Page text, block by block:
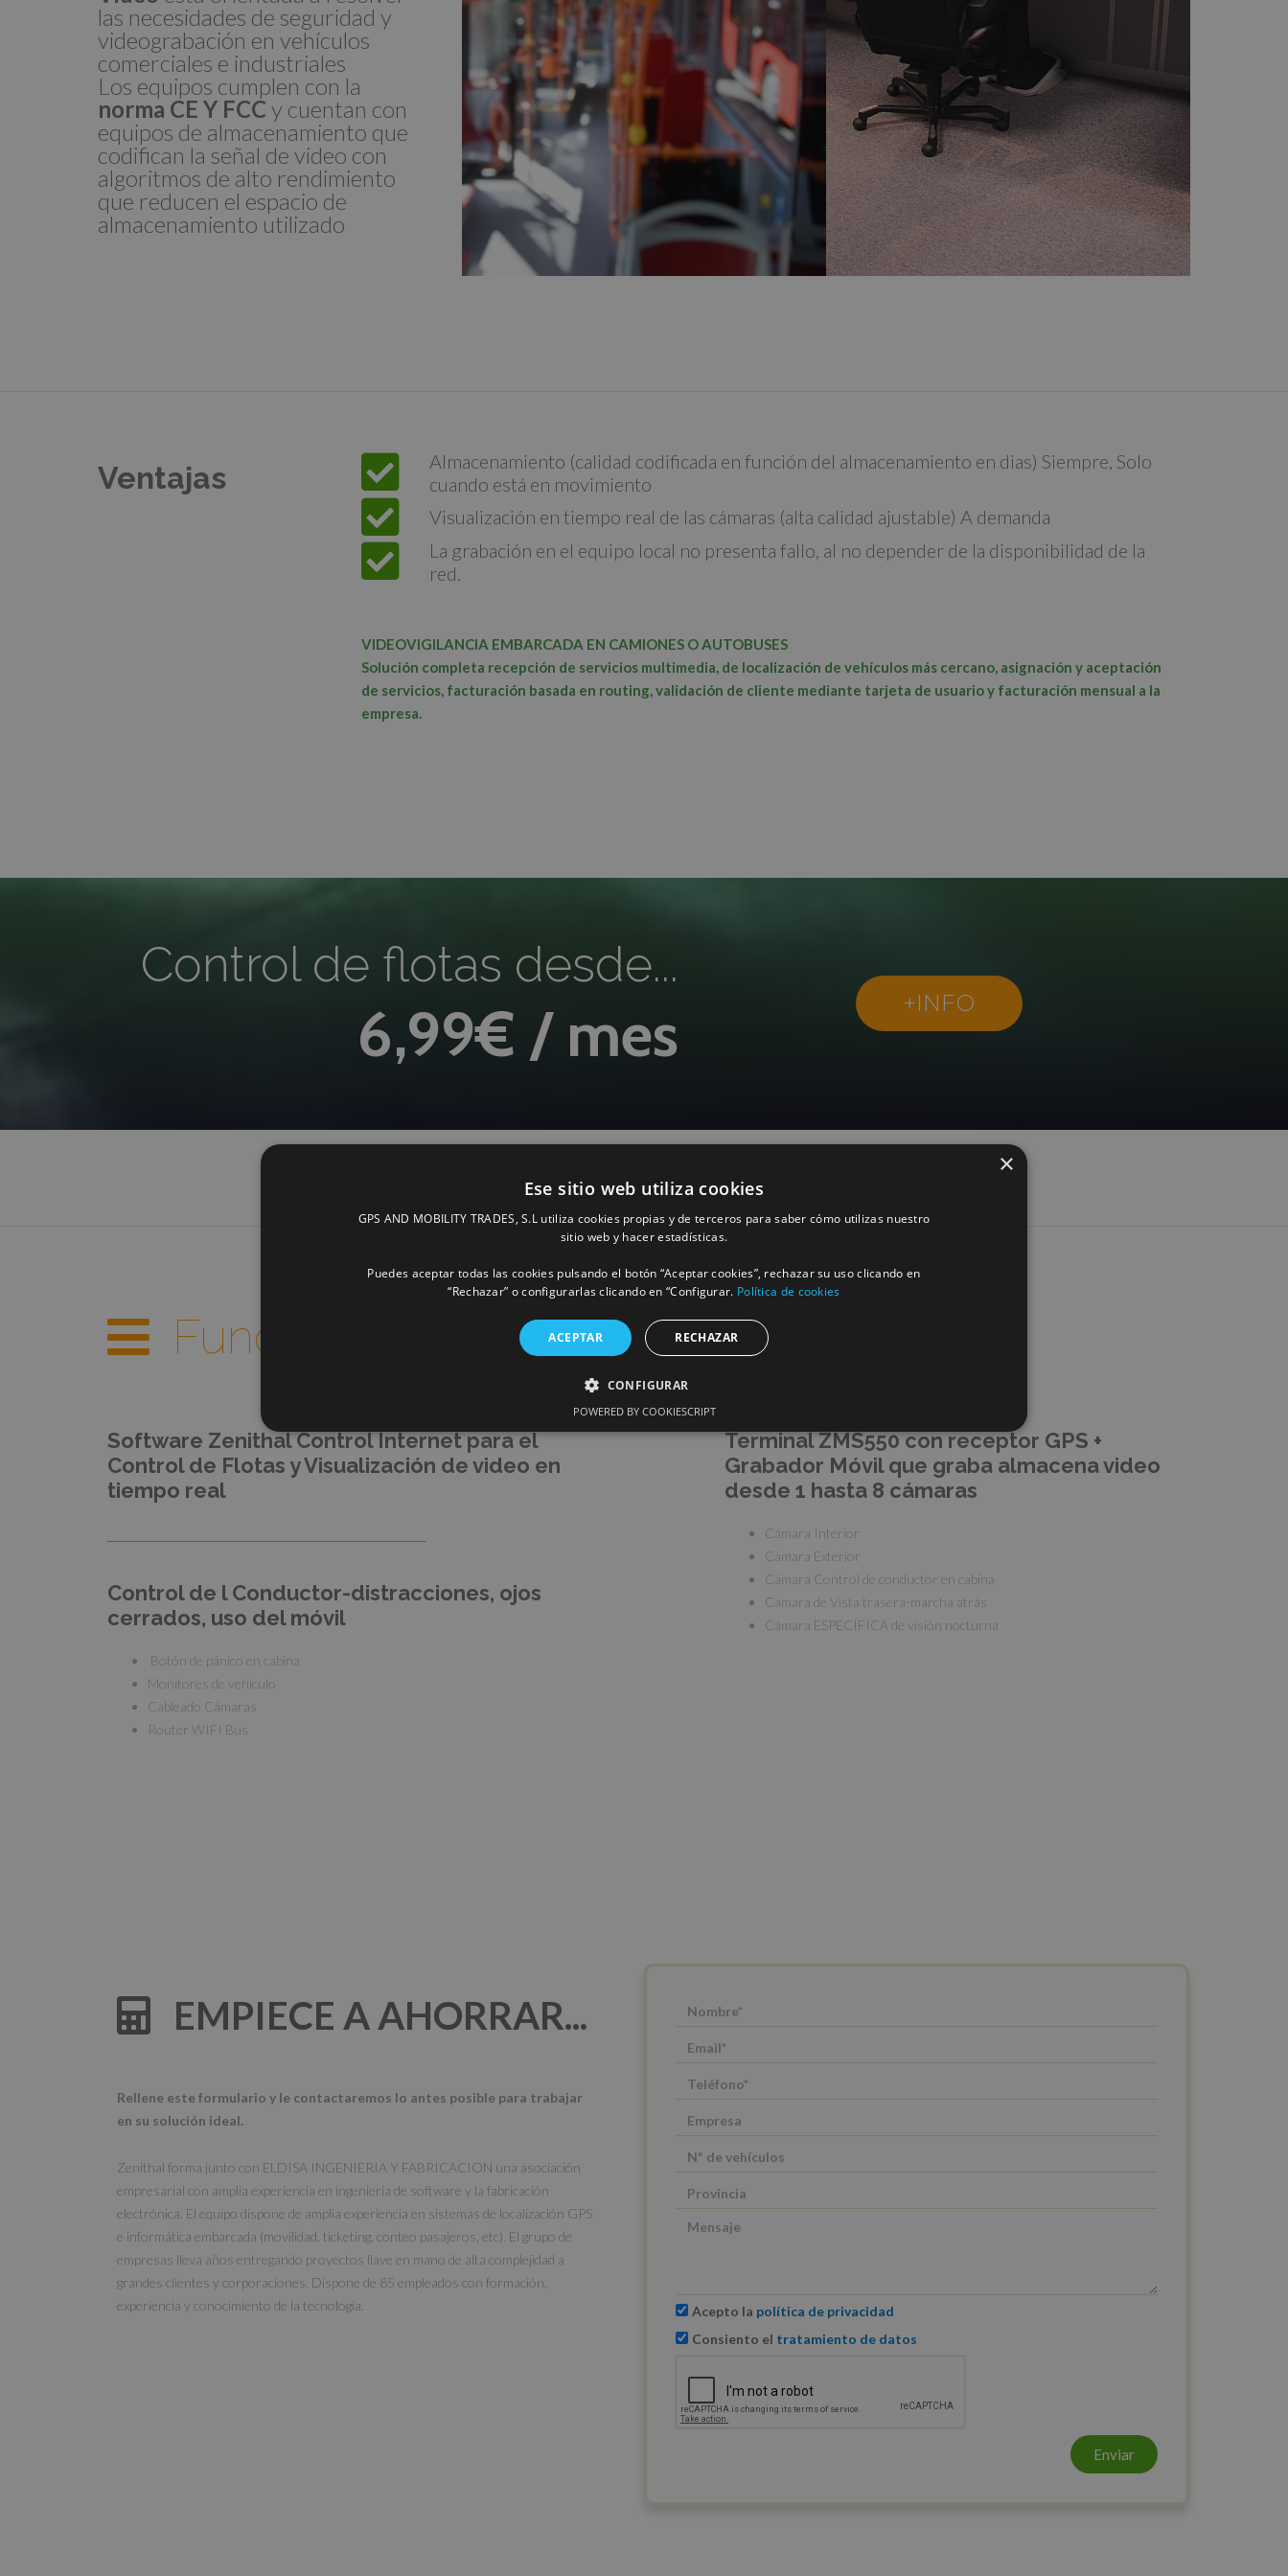
las necesidades de seguridad y
videograbación en vehículos
comerciales e industriales
Los equipos cumplen con la
norma CE Y FCC y cuentan con
equipos de almacenamiento que
codifican la señal de video con
algoritmos de alto rendimiento
que reducen el espacio de
almacenamiento utilizado
Ventajas
Almacenamiento (calidad codificada en función del almacenamiento en dias) Siempre, Solo
cuando está en movimiento
Visualización en tiempo real de las cámaras (alta calidad ajustable) A demanda
La grabación en el equipo local no presenta fallo, al no depender de la disponibilidad de la
red.
VIDEOVIGILANCIA EMBARCADA EN CAMIONES O AUTOBUSES
Solución completa recepción de servicios multimedia, de localización de vehículos más cercano, asignación y aceptación
de servicios, facturación basada en routing, validación de cliente mediante tarjeta de usuario y facturación mensual a la
empresa.
Control de flotas desde...
6,99€ / mes +INFO
Funcionalidades
Software Zenithal Control Internet para el
Control de Flotas y Visualización de video en
tiempo real
Control de l Conductor-distracciones, ojos
cerrados, uso del móvil
Botón de pánico en cabina
Monitores de vehículo
Cableado Cámaras
Router WIFI Bus
Terminal ZMS550 con receptor GPS +
Grabador Móvil que graba almacena video
desde 1 hasta 8 cámaras
Cámara Interior
Cámara Exterior
Cámara Control de conductor en cabina
Cámara de Vista trasera-marcha atrás
Cámara ESPECÍFICA de visión nocturna
EMPIECE A AHORRAR...
Rellene este formulario y le contactaremos lo antes posible para trabajar
en su solución ideal.
Zenithal forma junto con ELDISA INGENIERIA Y FABRICACION una asociación
empresarial con amplia experiencia en ingeniería de software y la fabricación
electrónica. El equipo dispone de amplia experiencia en sistemas de localización GPS
e informática embarcada (movilidad, ticketing, conteo pasajeros, etc). El grupo de
empresas lleva años entregando proyectos llave en mano de alta complejidad a
grandes clientes y corporaciones. Dispone de 85 empleados con formación,
experiencia y conocimiento de la tecnología.
Acepto la política de privacidad
Consiento el tratamiento de datos
Enviar
×
Ese sitio web utiliza cookies
GPS AND MOBILITY TRADES, S.L utiliza cookies propias y de terceros para saber cómo utilizas nuestro
sitio web y hacer estadísticas.
Puedes aceptar todas las cookies pulsando el botón “Aceptar cookies”, rechazar su uso clicando en
“Rechazar” o configurarlas clicando en “Configurar. Política de cookies
ACEPTAR RECHAZAR
CONFIGURAR
POWERED BY COOKIESCRIPT